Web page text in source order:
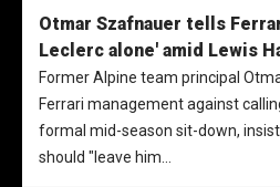
Otmar Szafnauer tells
Leclerc alone' amid Lewis
Former Alpine team principal
Ferrari management against
formal mid-season sit-down,
should "leave him...